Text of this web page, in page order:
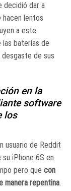
decidió dar a
hacen lentos
a este
las baterías de
de sus
en la
software
los
usuario de Reddit
iPhone 6S en
pero que con
manera repentina.